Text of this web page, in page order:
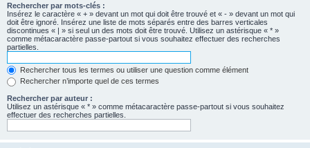
Rechercher par mots-clés :
Insérez le caractère « + » devant un mot qui doit être trouvé et « - » devant un mot qui
doit être ignoré. Insérez une liste de mots séparés entre des barres verticales
discontinues « | » si seul un des mots doit être trouvé. Utilisez un astérisque « * »
comme métacaractère passe-partout si vous souhaitez effectuer des recherches
partielles.
Rechercher tous les termes ou utiliser une question comme élément
Rechercher n’importe quel de ces termes
Rechercher par auteur :
Utilisez un astérisque « * » comme métacaractère passe-partout si vous souhaitez
effectuer des recherches partielles.